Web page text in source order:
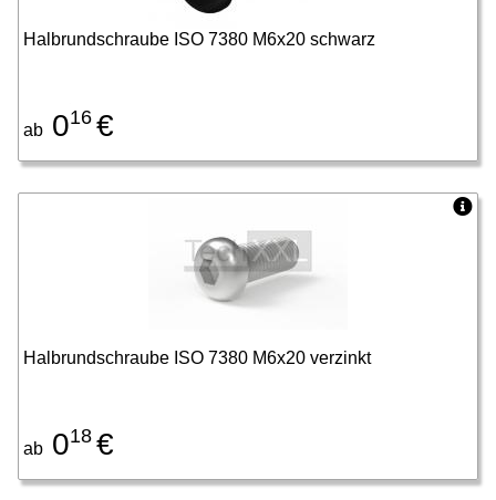
Halbrundschraube ISO 7380 M6x20 schwarz
ab 016 €
Halbrundschraube ISO 7380 M6x20 verzinkt
ab 018 €